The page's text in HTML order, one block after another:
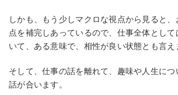
しかも、もう少しマクロな視点から見ると
点を補完しあっているので、仕事全体とし
いて、ある意味で、相性が良い状態とも言え
そして、仕事の話を離れて、趣味や人生につ
話が合います。